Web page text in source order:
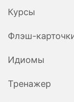
Курсы
Флэш-
Идиомы
Тренажер